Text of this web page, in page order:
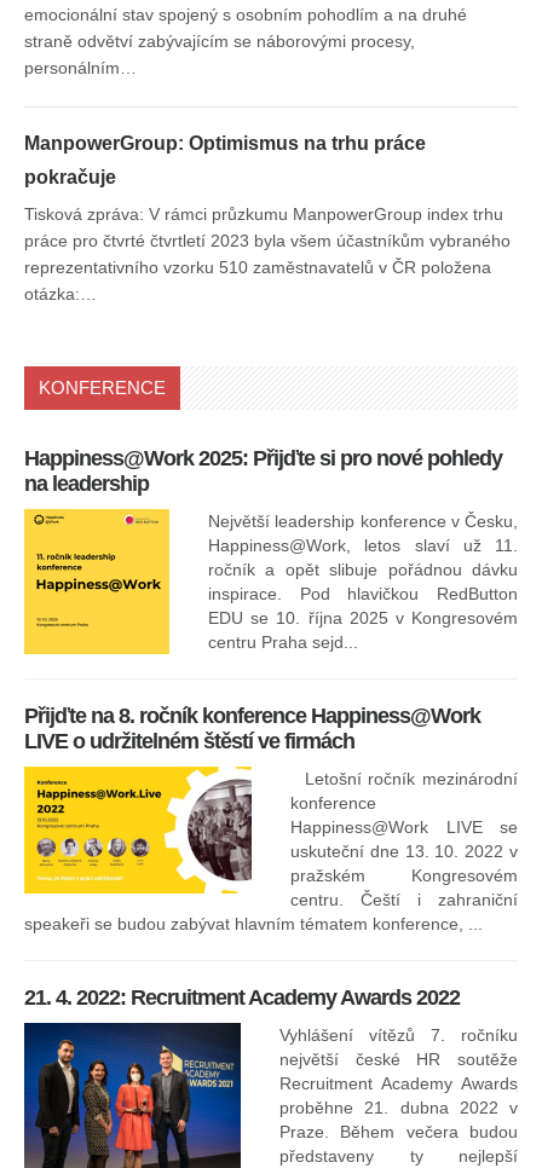
emocionální stav spojený s osobním pohodlím a na druhé
straně odvětví zabývajícím se náborovými procesy,
personálním…
ManpowerGroup: Optimismus na trhu práce
pokračuje
Tisková zpráva: V rámci průzkumu ManpowerGroup index trhu
práce pro čtvrté čtvrtletí 2023 byla všem účastníkům vybraného
reprezentativního vzorku 510 zaměstnavatelů v ČR položena
otázka:…
KONFERENCE
Happiness@Work 2025: Přijďte si pro nové pohledy
na leadership
Největší leadership konference v Česku,
Happiness@Work, letos slaví už 11.
ročník a opět slibuje pořádnou dávku
inspirace. Pod hlavičkou RedButton
EDU se 10. října 2025 v Kongresovém
centru Praha sejd...
Přijďte na 8. ročník konference Happiness@Work
LIVE o udržitelném štěstí ve firmách
Letošní ročník mezinárodní
konference
Happiness@Work LIVE se
uskuteční dne 13. 10. 2022 v
pražském Kongresovém
centru. Čeští i zahraniční
speakeři se budou zabývat hlavním tématem konference, ...
21. 4. 2022: Recruitment Academy Awards 2022
Vyhlášení vítězů 7. ročníku
největší české HR soutěže
Recruitment Academy Awards
proběhne 21. dubna 2022 v
Praze. Během večera budou
představeny ty nejlepší